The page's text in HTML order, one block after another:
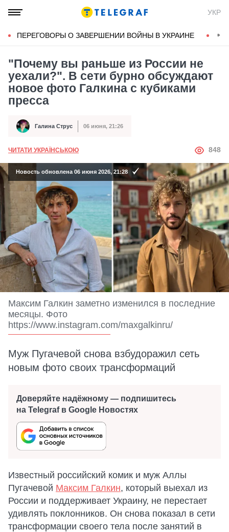
УКР
ПЕРЕГОВОРЫ О ЗАВЕРШЕНИИ ВОЙНЫ В УКРАИНЕ
"Почему вы раньше из России не
уехали?". В сети бурно обсуждают
новое фото Галкина с кубиками
пресса
Автор Галина Струс
Дата публикации 06 июня, 21:26
ЧИТАТИ УКРАЇНСЬКОЮ АВТОР
848
Новость обновлена 06 июня 2026, 21:28
Максим Галкин заметно изменился в последние
месяцы. Фото
https://www.instagram.com/maxgalkinru/
Муж Пугачевой снова взбудоражил сеть
новым фото своих трансформаций
Доверяйте надёжному — подпишитесь
на Telegraf в Google Новостях
Известный российский комик и муж Аллы
Пугачевой Максим Галкин, который выехал из
России и поддерживает Украину, не перестает
удивлять поклонников. Он снова показал в сети
трансформации своего тела после занятий в